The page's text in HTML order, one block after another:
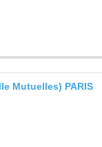
Mutuelles) PARIS